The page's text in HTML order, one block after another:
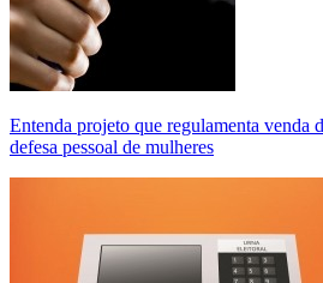
Entenda projeto que regulamenta venda
defesa pessoal de mulheres